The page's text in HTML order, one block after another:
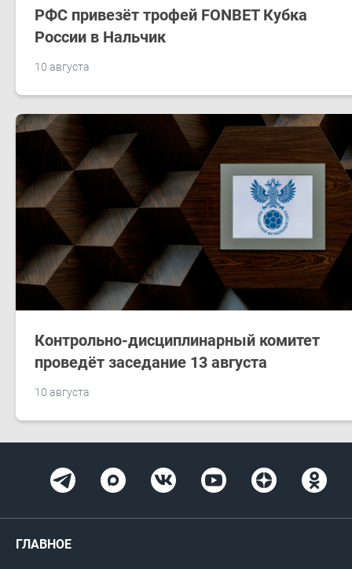
10 августа
РФС привезёт трофей FONBET Кубка
России в Нальчик
10 августа
Контрольно-дисциплинарный комитет
проведёт заседание 13 августа
ГЛАВНОЕ